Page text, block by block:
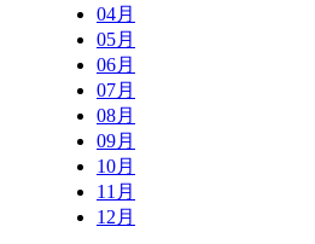
04月
05月
06月
07月
08月
09月
10月
11月
12月